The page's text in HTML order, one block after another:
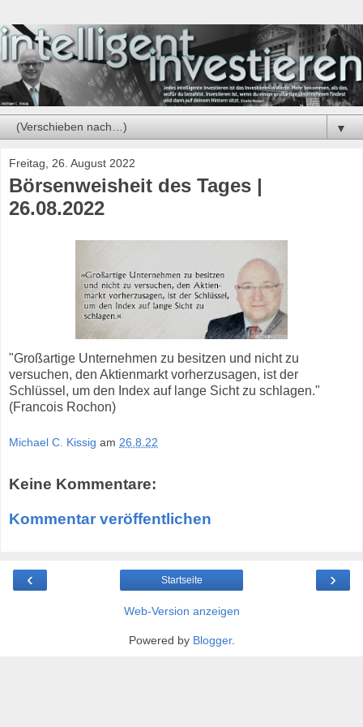
▼
Freitag, 26. August 2022
Börsenweisheit des Tages |
26.08.2022
"Großartige Unternehmen zu besitzen und nicht zu
versuchen, den Aktienmarkt vorherzusagen, ist der
Schlüssel, um den Index auf lange Sicht zu schlagen."
(Francois Rochon)
Michael C. Kissig am 26.8.22
Keine Kommentare:
Kommentar veröffentlichen
‹ ›
Startseite
Web-Version anzeigen
Powered by Blogger.